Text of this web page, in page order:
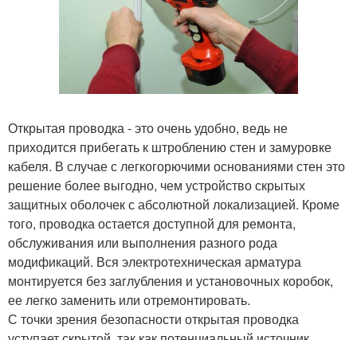
Открытая проводка - это очень удобно, ведь не
приходится прибегать к штроблению стен и замуровке
кабеля. В случае с легкогорючими основаниями стен это
решение более выгодно, чем устройство скрытых
защитных оболочек с абсолютной локализацией. Кроме
того, проводка остается доступной для ремонта,
обслуживания или выполнения разного рода
модификаций. Вся электротехническая арматура
монтируется без заглубления и установочных коробок,
ее легко заменить или отремонтировать.
С точки зрения безопасности открытая проводка